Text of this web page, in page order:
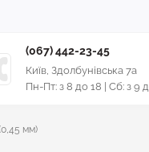
(067) 442-23-45
Київ, Здолбунівська 7а
Пн-Пт: з 8 до 18 | Сб: з 9
мм)